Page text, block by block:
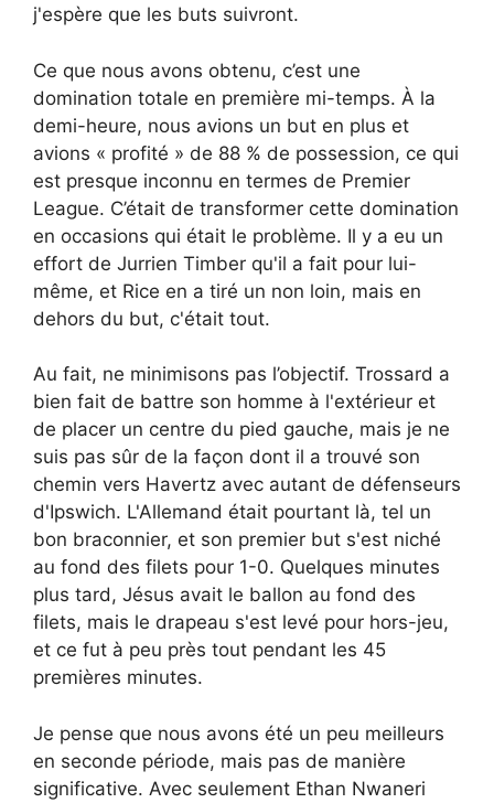
j'espère que les buts suivront.
Ce que nous avons obtenu, c’est une
domination totale en première mi-temps. À la
demi-heure, nous avions un but en plus et
avions « profité » de 88 % de possession, ce qui
est presque inconnu en termes de Premier
League. C’était de transformer cette domination
en occasions qui était le problème. Il y a eu un
effort de Jurrien Timber qu'il a fait pour lui-
même, et Rice en a tiré un non loin, mais en
dehors du but, c'était tout.
Au fait, ne minimisons pas l’objectif. Trossard a
bien fait de battre son homme à l'extérieur et
de placer un centre du pied gauche, mais je ne
suis pas sûr de la façon dont il a trouvé son
chemin vers Havertz avec autant de défenseurs
d'Ipswich. L'Allemand était pourtant là, tel un
bon braconnier, et son premier but s'est niché
au fond des filets pour 1-0. Quelques minutes
plus tard, Jésus avait le ballon au fond des
filets, mais le drapeau s'est levé pour hors-jeu,
et ce fut à peu près tout pendant les 45
premières minutes.
Je pense que nous avons été un peu meilleurs
en seconde période, mais pas de manière
significative. Avec seulement Ethan Nwaneri